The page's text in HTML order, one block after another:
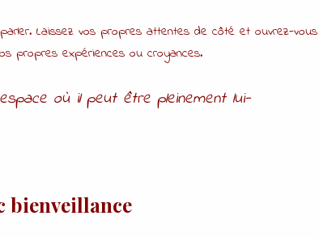
Laissez vos propres attentes de côté et ouvrez-vous
propres expériences ou croyances.
où il peut être pleinement lui-
bienveillance